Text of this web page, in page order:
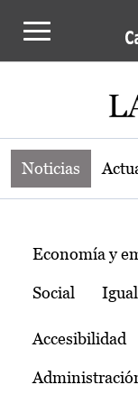
Noticias de
Noticias
Temas
Economía y
Social
Accesibilidad